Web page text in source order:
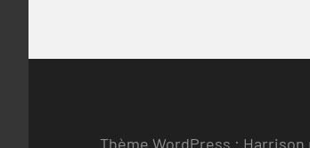
Thème WordPress : Harrison